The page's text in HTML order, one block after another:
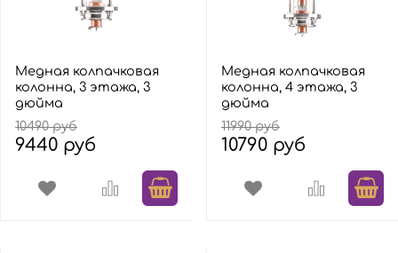
Медная колпачковая
колонна, 3 этажа, 3
дюйма
10490 руб
9440 руб
Медная колпачковая
колонна, 4 этажа, 3
дюйма
11990 руб
10790 руб